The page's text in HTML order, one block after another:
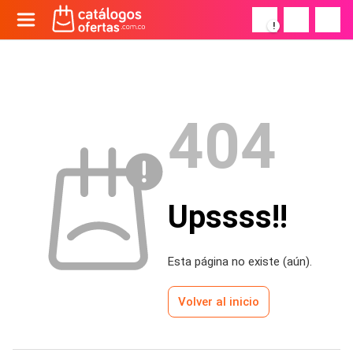
!
404
Upssss!!
Esta página no existe (aún).
Volver al inicio